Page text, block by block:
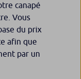
canapé
Vous
du prix
afin que
par un